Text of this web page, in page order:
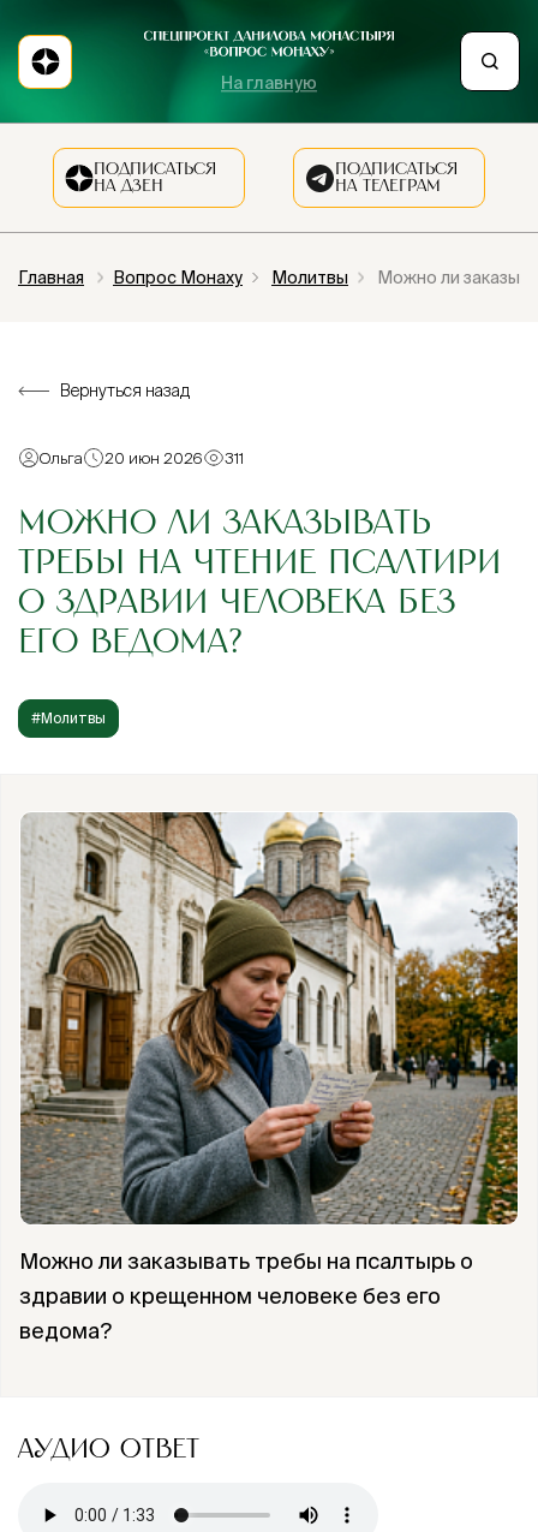
На главную
ПОДПИСАТЬСЯ
НА ДЗЕН
ПОДПИСАТЬСЯ
НА ТЕЛЕГРАМ
Главная Вопрос Монаху Молитвы Можно ли
Вернуться назад
Ольга 20 июн 2026 311
МОЖНО ЛИ ЗАКАЗЫВАТЬ
ТРЕБЫ НА ЧТЕНИЕ ПСАЛТИРИ
О ЗДРАВИИ ЧЕЛОВЕКА БЕЗ
ЕГО ВЕДОМА?
#Молитвы
Можно ли заказывать требы на псалтырь о
здравии о крещенном человеке без его
ведома?
АУДИО ОТВЕТ